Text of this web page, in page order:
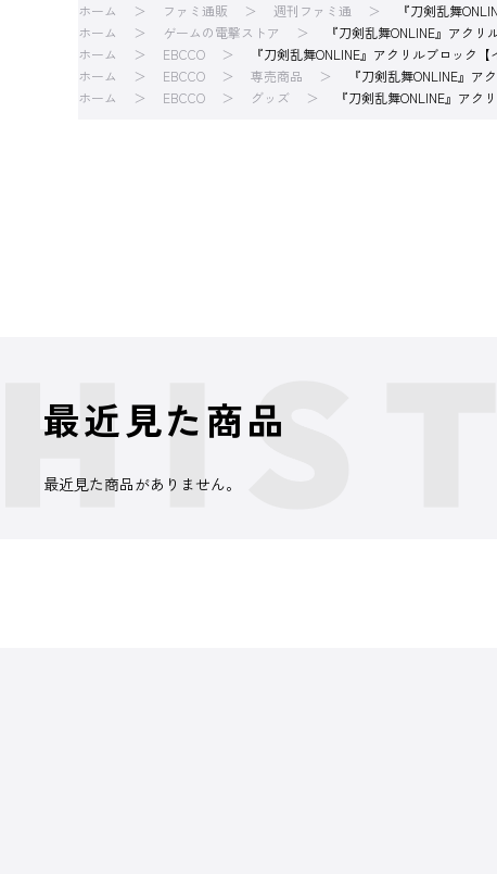
ホーム ファミ通販 週刊ファミ通
『刀剣乱舞
ホーム
ゲームの電撃ストア
『刀剣乱舞ONLINE』アク
ホーム
EBCCO
『刀剣乱舞ONLINE』アクリルブロック
ホーム
EBCCO 専売商品
『刀剣乱舞ONLINE』ア
ホーム
EBCCO グッズ 『刀剣乱舞ONLINE』アク
最近見た商品
最近見た商品がありません。